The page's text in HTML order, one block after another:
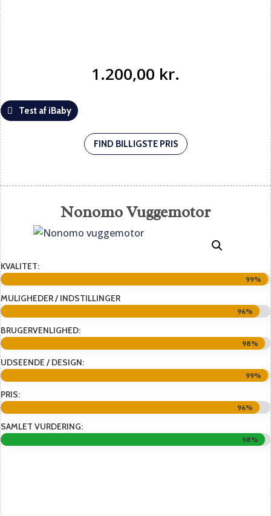
1.200,00 kr.
Test af iBaby
FIND BILLIGSTE PRIS
Nonomo Vuggemotor
KVALITET:
99%
99%
MULIGHEDER / INDSTILLINGER
96%
96%
BRUGERVENLIGHED:
98%
98%
UDSEENDE / DESIGN:
99%
99%
PRIS:
96%
96%
SAMLET VURDERING:
98%
98%